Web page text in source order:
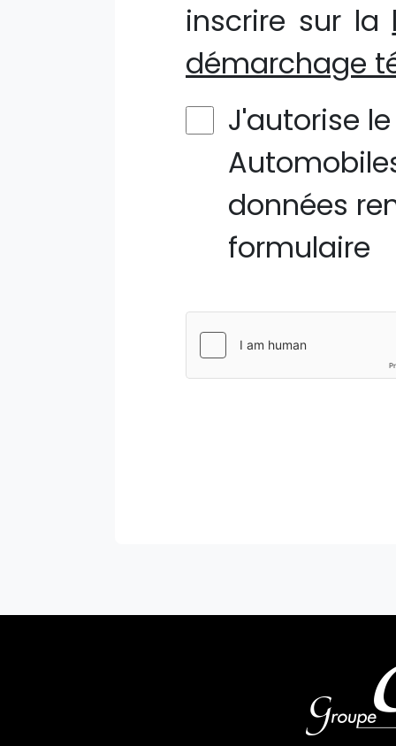
inscrire sur la
démarchage
J'autorise
données
formulaire